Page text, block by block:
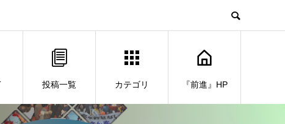
投稿一覧 カテゴリ 『前進』HP